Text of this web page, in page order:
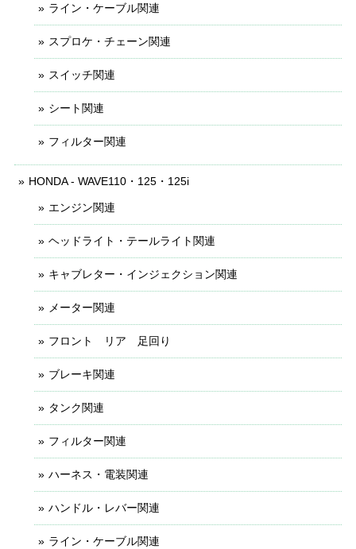
ライン・ケーブル関連
スプロケ・チェーン関連
スイッチ関連
シート関連
フィルター関連
HONDA - WAVE110・125・125i
エンジン関連
ヘッドライト・テールライト関連
キャブレター・インジェクション関連
メーター関連
フロント リア 足回り
ブレーキ関連
タンク関連
フィルター関連
ハーネス・電装関連
ハンドル・レバー関連
ライン・ケーブル関連